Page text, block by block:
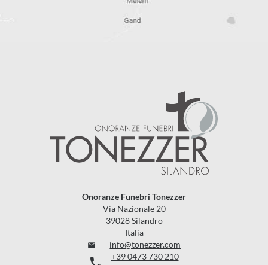
Onoranze Funebri Tonezzer
Via Nazionale 20
39028 Silandro
Italia
 info@tonezzer.com
+39 0473 730 210